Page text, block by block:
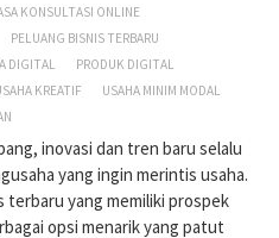
KONSULTASI ONLINE
PELUANG BISNIS TERBARU
DIGITAL
PRODUK DIGITAL
KREATIF
USAHA MINIM MODAL
inovasi dan tren baru selalu
yang ingin merintis usaha.
terbaru yang memiliki prospek
opsi menarik yang patut